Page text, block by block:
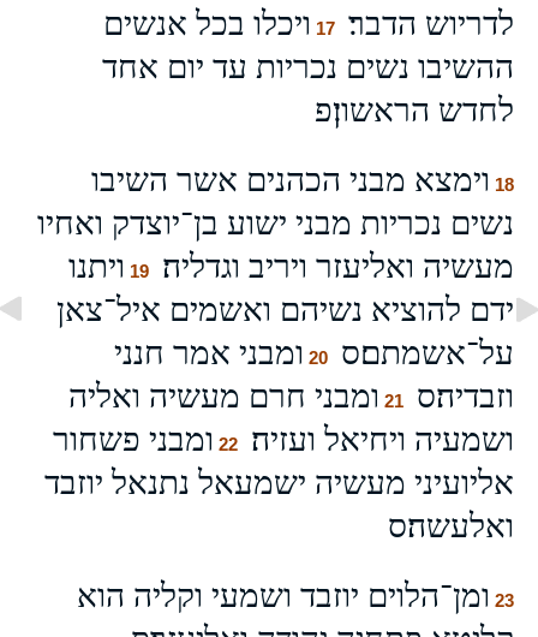
לדריוש הדבר׃
17 ויכלו בכל אנשים
ההשיבו נשים נכריות עד יום אחד
לחדש הראשון׃פ
18 וימצא מבני הכהנים אשר השיבו
נשים נכריות מבני ישוע בן־יוצדק ואחיו
מעשיה ואליעזר ויריב וגדליה׃
19 ויתנו
ידם להוציא נשיהם ואשמים איל־צאן
על־אשמתם׃ס
20 ומבני אמר חנני
וזבדיה׃ס
21 ומבני חרם מעשיה ואליה
ושמעיה ויחיאל ועזיה׃
22 ומבני פשחור
אליועיני מעשיה ישמעאל נתנאל יוזבד
ואלעשה׃ס
23 ומן־הלוים יוזבד ושמעי וקליה הוא